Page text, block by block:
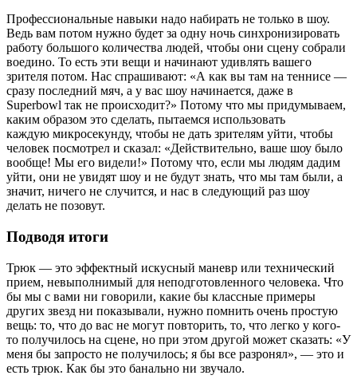
Профессиональные навыки надо набирать не только в шоу.
Ведь вам потом нужно будет за одну ночь синхронизировать
работу большого количества людей, чтобы они сцену собрали
воедино. То есть эти вещи и начинают удивлять вашего
зрителя потом. Нас спрашивают: «А как вы там на теннисе —
сразу последний мяч, а у вас шоу начинается, даже в
Superbowl так не происходит?» Потому что мы придумываем,
каким образом это сделать, пытаемся использовать
каждую микросекунду, чтобы не дать зрителям уйти, чтобы
человек посмотрел и сказал: «Действительно, ваше шоу было
вообще! Мы его видели!» Потому что, если мы людям дадим
уйти, они не увидят шоу и не будут знать, что мы там были, а
значит, ничего не случится, и нас в следующий раз шоу
делать не позовут.
Подводя итоги
Трюк — это эффектный искусный маневр или технический
прием, невыполнимый для неподготовленного человека. Что
бы мы с вами ни говорили, какие бы классные примеры
других звезд ни показывали, нужно помнить очень простую
вещь: то, что до вас не могут повторить, то, что легко у кого-
то получилось на сцене, но при этом другой может сказать: «У
меня бы запросто не получилось; я бы все разронял», — это и
есть трюк. Как бы это банально ни звучало.